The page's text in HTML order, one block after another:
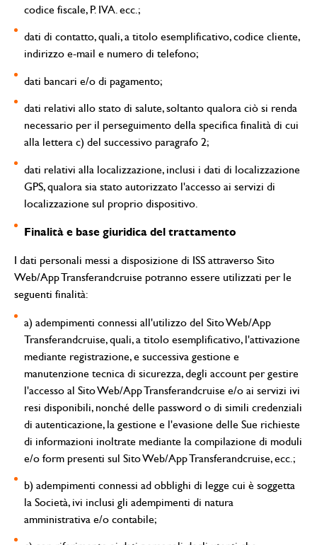
codice fiscale, P. IVA. ecc.;
dati di contatto, quali, a titolo esemplificativo, codice cliente,
indirizzo e-mail e numero di telefono;
dati bancari e/o di pagamento;
dati relativi allo stato di salute, soltanto qualora ciò si renda
necessario per il perseguimento della specifica finalità di cui
alla lettera c) del successivo paragrafo 2;
dati relativi alla localizzazione, inclusi i dati di localizzazione
GPS, qualora sia stato autorizzato l'accesso ai servizi di
localizzazione sul proprio dispositivo.
Finalità e base giuridica del trattamento
I dati personali messi a disposizione di ISS attraverso Sito
Web/App Transferandcruise potranno essere utilizzati per le
seguenti finalità:
a) adempimenti connessi all'utilizzo del Sito Web/App
Transferandcruise, quali, a titolo esemplificativo, l'attivazione
mediante registrazione, e successiva gestione e
manutenzione tecnica di sicurezza, degli account per gestire
l'accesso al Sito Web/App Transferandcruise e/o ai servizi ivi
resi disponibili, nonché delle password o di simili credenziali
di autenticazione, la gestione e l'evasione delle Sue richieste
di informazioni inoltrate mediante la compilazione di moduli
e/o form presenti sul Sito Web/App Transferandcruise, ecc.;
b) adempimenti connessi ad obblighi di legge cui è soggetta
la Società, ivi inclusi gli adempimenti di natura
amministrativa e/o contabile;